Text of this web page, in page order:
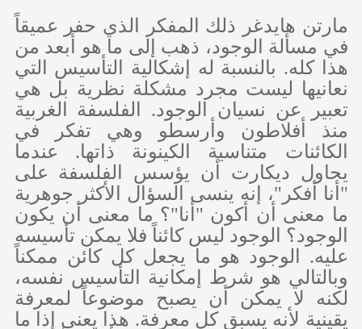
مارتن هايدغر ذلك المفكر الذي حفر عميقاً
في مسألة الوجود، ذهب إلى ما هو أبعد من
هذا كله. بالنسبة له إشكالية التأسيس التي
نعانيها ليست مجرد مشكلة نظرية بل هي
تعبير عن نسيان الوجود. الفلسفة الغربية
منذ أفلاطون وأرسطو وهي تفكر في
الكائنات متناسية الكينونة ذاتها. عندما
يحاول ديكارت أن يؤسس الفلسفة على
"أنا أفكر"، إنه ينسى السؤال الأكثر جوهرية
ما معنى أن أكون "أنا"؟ ما معنى أن يكون
الوجود؟ الوجود ليس كائناً فلا يمكن تأسيسه
عليه. الوجود هو ما يجعل كل كائن ممكناً
وبالتالي هو شرط إمكانية التأسيس نفسه،
لكنه لا يمكن أن يصبح موضوعاً لمعرفة
يقينية لأنه يسبق كل معرفة. هذا يعني إذا ما